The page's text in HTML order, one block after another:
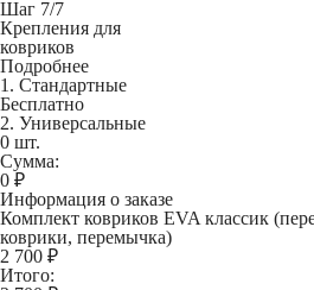
Шаг 7/7
Крепления для
ковриков
Подробнее
1. Стандартные
Бесплатно
2. Универсальные
0 шт.
Сумма:
0 ₽
Информация о заказе
Комплект ковриков EVA классик
коврики, перемычка)
2 700 ₽
Итого: